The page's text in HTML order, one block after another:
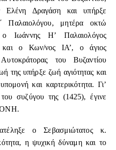
Ελένη Δραγάση και υπήρξε
μητέρα οκτώ
Ιωάννης Η’ Παλαιολόγος
και ο Κων/νος ΙΑ’, ο άγιος
του Βυζαντίου
της υπήρξε ζωή αγιότητας και
και καρτερικότητα. Γι’
συζύγου της (1425), έγινε
ο Σεβασμιώτατος κ.
η ψυχική δύναμη και το